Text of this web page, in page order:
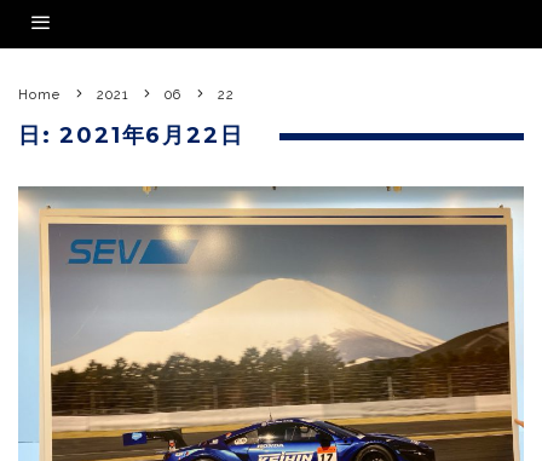
Home 2021 06 22
日:2021年6月22日